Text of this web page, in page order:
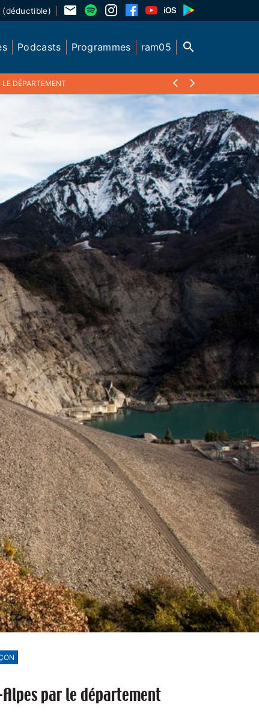
(déductible)
Podcasts Programmes ram05
DÉPARTEMENT
par le département